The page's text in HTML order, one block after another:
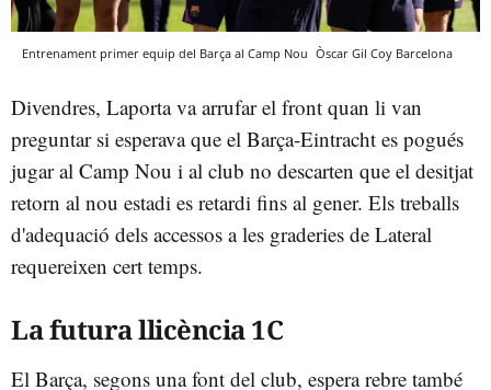
Entrenament primer equip del Barça al Camp Nou Òscar Gil Coy Barcelona
Divendres, Laporta va arrufar el front quan li van
preguntar si esperava que el Barça-Eintracht es pogués
jugar al Camp Nou i al club no descarten que el desitjat
retorn al nou estadi es retardi fins al gener. Els treballs
d'adequació dels accessos a les graderies de Lateral
requereixen cert temps.
La futura llicència 1C
El Barça, segons una font del club, espera rebre també